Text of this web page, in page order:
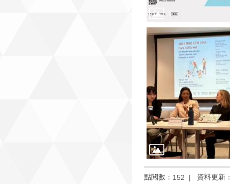
點閱數： 152 資料更新：